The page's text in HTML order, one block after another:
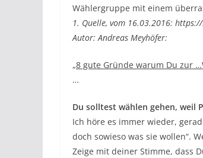
Wählergruppe mit einem
1. Quelle, vom 16.03.2016:
Autor: Andreas Meyhöfer:
„8 gute Gründe warum Du zur
…
Du solltest wählen gehen, weil
Ich höre es immer wieder,
doch sowieso was sie wollen“.
Zeige mit deiner Stimme, dass